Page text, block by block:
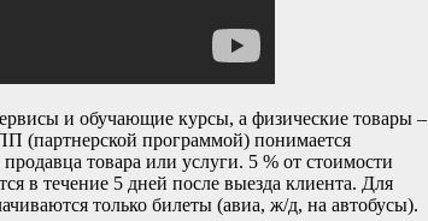
и обучающие курсы, а физические товары –
(партнерской программой) понимается
продавца товара или услуги. 5 % от стоимости
в течение 5 дней после выезда клиента. Для
только билеты (авиа, ж/д, на автобусы).